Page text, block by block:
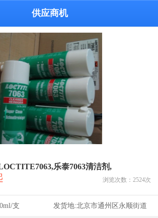
供应商机
乐泰7063清洁剂,
浏览次数： 2524次
支 发货地:北京市通州区永顺街道